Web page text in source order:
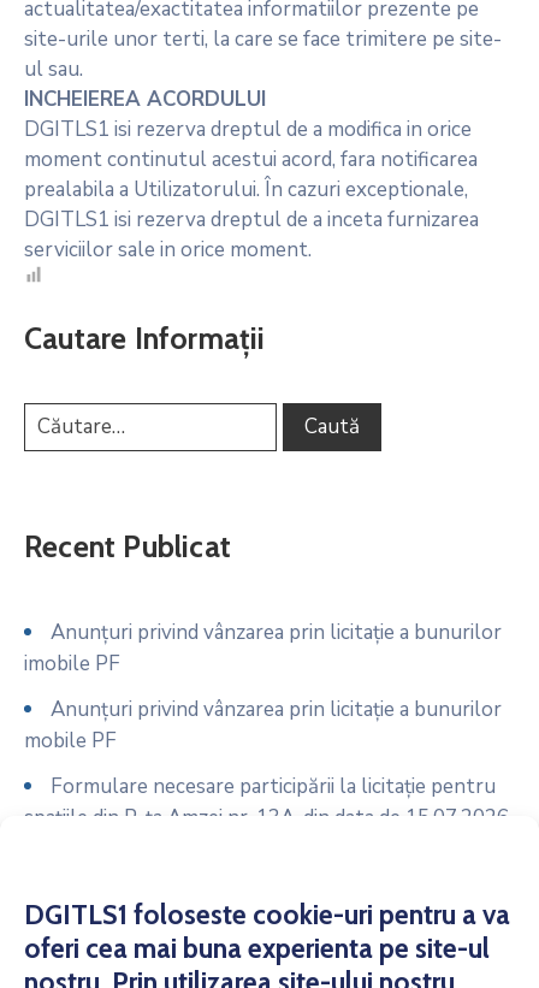
DGITLS1 foloseste cookie-uri pentru a va
oferi cea mai buna experienta pe site-ul
actualitatea/exactitatea informatiilor prezente pe
site-urile unor terti, la care se face trimitere pe site-
ul sau.
INCHEIEREA ACORDULUI
DGITLS1 isi rezerva dreptul de a modifica in orice
moment continutul acestui acord, fara notificarea
prealabila a Utilizatorului. În cazuri exceptionale,
DGITLS1 isi rezerva dreptul de a inceta furnizarea
serviciilor sale in orice moment.
Cautare Informații
Recent Publicat
Anunțuri privind vânzarea prin licitație a bunurilor
imobile PF
Anunțuri privind vânzarea prin licitație a bunurilor
mobile PF
Formulare necesare participării la licitație pentru
spațiile din P-ța Amzei nr. 13A, din data de 15.07.2026
Formulare necesare participării la licitație pentru
spațiile din P-ța 16 Februarie – Bazar, din data de